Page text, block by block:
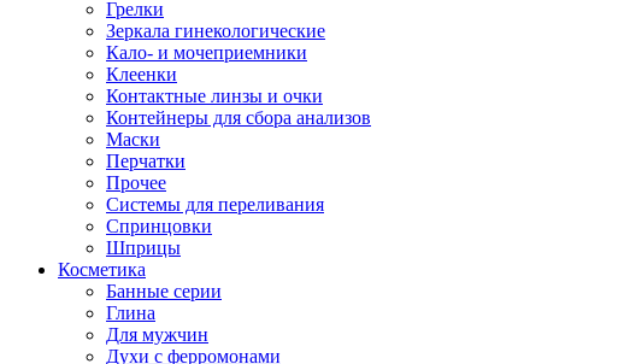
Грелки
Зеркала гинекологические
Кало- и мочеприемники
Клеенки
Контактные линзы и очки
Контейнеры для сбора анализов
Маски
Перчатки
Прочее
Системы для переливания
Спринцовки
Шприцы
Косметика
Банные серии
Глина
Для мужчин
Духи с ферромонами